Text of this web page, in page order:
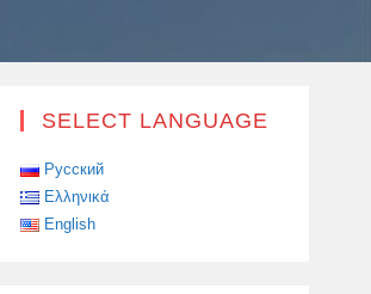
SELECT LANGUAGE
Русский
Ελληνικά
English